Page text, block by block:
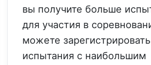
вы получите больше
для участия в
можете зарегистрировать
испытания с наибольшим